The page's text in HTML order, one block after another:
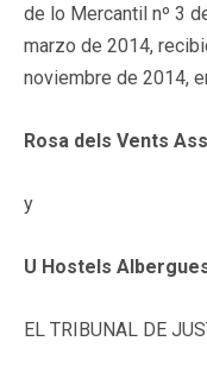
de lo Mercantil nº 3
marzo de 2014,
noviembre de 2014,
Rosa dels Vents
y
U Hostels
EL TRIBUNAL DE